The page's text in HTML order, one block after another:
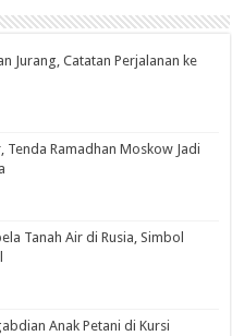
Jurang, Catatan Perjalanan ke
Tenda Ramadhan Moskow Jadi
Tanah Air di Rusia, Simbol
Anak Petani di Kursi